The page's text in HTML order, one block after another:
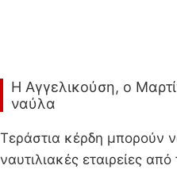
Η Αγγελικούση, ο
ναύλα
Τεράστια κέρδη μπορούν
ναυτιλιακές εταιρείες